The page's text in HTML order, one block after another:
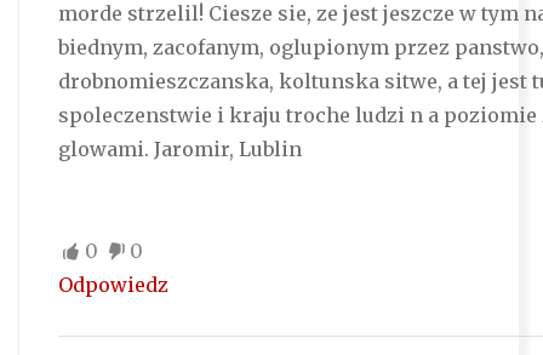
morde strzelil! Ciesze sie, ze jest jeszcze w tym
biednym, zacofanym, oglupionym przez
drobnomieszczanska, koltunska sitwe, a tej jest
spoleczenstwie i kraju troche ludzi n a poziomie
glowami. Jaromir, Lublin
0
0
Odpowiedz